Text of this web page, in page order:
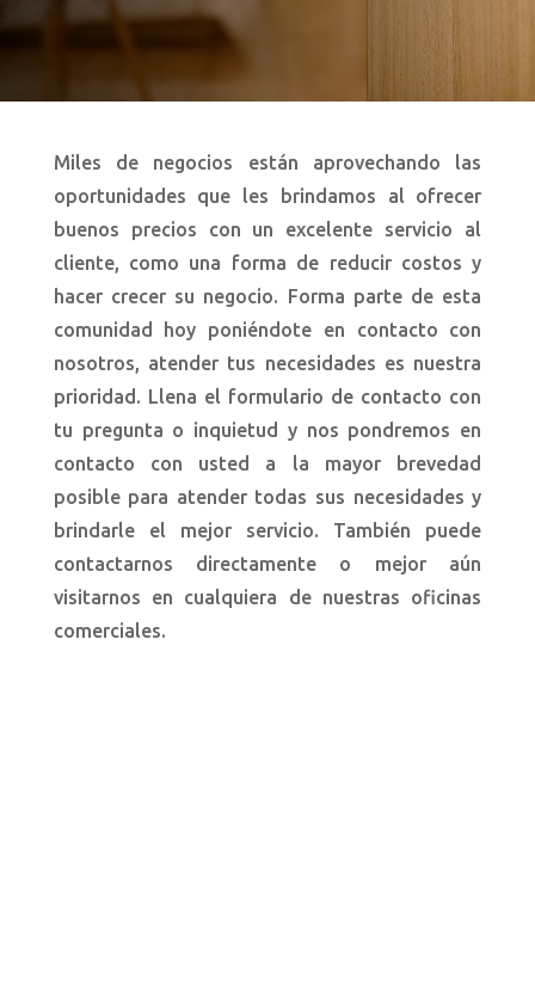
Miles de negocios están aprovechando las
oportunidades que les brindamos al ofrecer
buenos precios con un excelente servicio al
cliente, como una forma de reducir costos y
hacer crecer su negocio. Forma parte de esta
comunidad hoy poniéndote en contacto con
nosotros, atender tus necesidades es nuestra
prioridad. Llena el formulario de contacto con
tu pregunta o inquietud y nos pondremos en
contacto con usted a la mayor brevedad
posible para atender todas sus necesidades y
brindarle el mejor servicio. También puede
contactarnos directamente o mejor aún
visitarnos en cualquiera de nuestras oficinas
comerciales.